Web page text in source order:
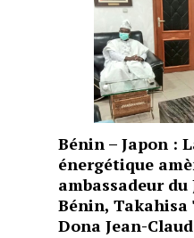
Bénin – Japon :
énergétique
ambassadeur du
Bénin, Takahisa
Dona Jean-